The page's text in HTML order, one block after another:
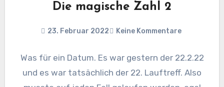
Die magische Zahl 2
23. Februar 2022 Keine Kommentare
Was für ein Datum. Es war gestern der 22.2.22
und es war tatsächlich der 22. Lauftreff. Also